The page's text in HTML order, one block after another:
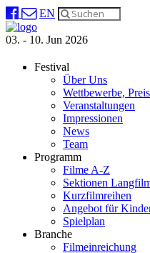
EN
03. - 10. Jun 2026
Festival
Über Uns
Wettbewerbe,
Veranstaltungen
Impressionen
News
Team
Programm
Filme A-Z
Sektionen
Kurzfilmreihen
Angebot für
Spielplan
Branche
Filmeinreichung